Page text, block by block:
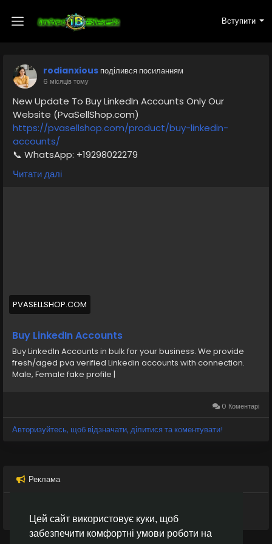
Цей сайт використовує куки, щоб
забезпечити комфортні умови роботи на
Вступити
rodianxious поділився посиланням
6 місяців тому
New Update To Buy LinkedIn Accounts Only Our
Website (PvaSellShop.com)
https://pvasellshop.com/product/buy-linkedin-
accounts/
📞 WhatsApp: +19298022279
📧 Email: pvasellshop@gmail.com
✈️ Telegram: @pvasellshop
Читати далі
PVASELLSHOP.COM
Buy LinkedIn Accounts
Buy LinkedIn Accounts in bulk for your business. We provide
fresh/aged pva verified Linkedin accounts with connection.
Male, Female fake profile |
0 Коментарі
Авторизуйтесь, щоб відзначати, ділитися та коментувати!
Реклама